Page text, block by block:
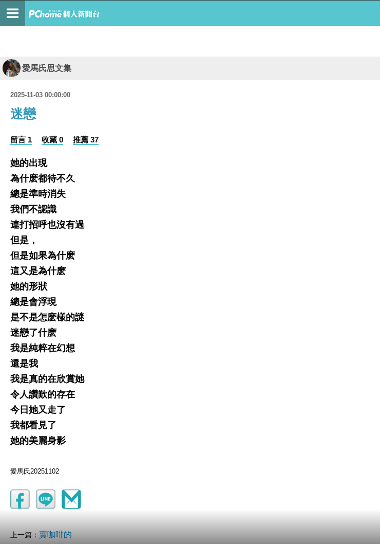
愛馬氏思文集
2025-11-03 00:00:00
迷戀
留言 1 收藏 0 推薦 37
她的出現
為什麽都待不久
總是準時消失
我們不認識
連打招呼也沒有過
但是，
但是如果為什麽
這又是為什麽
她的形狀
總是會浮現
是不是怎麽樣的謎
迷戀了什麽
我是純粹在幻想
還是我
我是真的在欣賞她
令人讚歎的存在
今日她又走了
我都看見了
她的美麗身影
愛馬氏20251102
上一篇： 賣咖啡的